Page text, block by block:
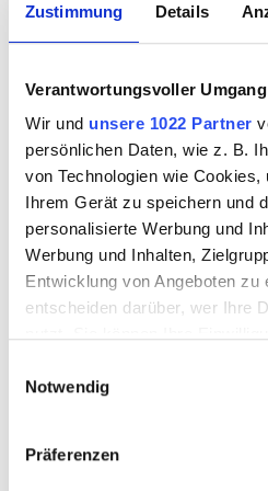
Zustimmung Details
Verantwortungsvoller
Wir und unsere 1022 Partner
persönlichen Daten, wie z. B.
von Technologien wie
Ihrem Gerät zu speichern und
personalisierte Werbung und
Werbung und Inhalten,
Entwicklung von Angeboten zu
entscheiden darüber, wer Ihre
Trigger Symbol ändern oder
Informationen über
Notwendig
Präferenzen
Welche Art von
du buchen?